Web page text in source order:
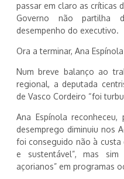
passar em claro as críticas
Governo não partilha
desempenho do executivo.
Ora a terminar, Ana
Num breve balanço ao
regional, a deputada
de Vasco Cordeiro “foi
Ana Espínola
desemprego diminuiu nos
foi conseguido não à custa
e sustentável”, mas
açorianos” em programas